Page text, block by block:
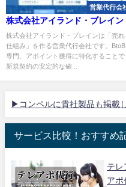
営業代行会
株式会社アイランド・ブレイン
株式会社アイランド・ブレインは「売れ
仕組み」を作る営業代行会社です。BtoB
専門、アポイント獲得に特化することで
新規契約の安定的な確...
▶コンペルに貴社製品も掲載
サービス比較！おすすめ
テレ
アポ